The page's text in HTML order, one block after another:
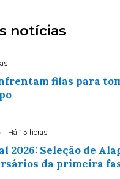
notícias
filas para
Há 15 horas
2026: Seleção de
da primeira